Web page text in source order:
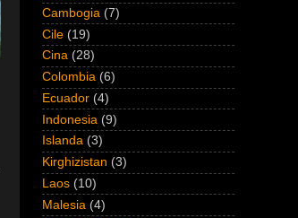
Cambogia (7)
Cile (19)
Cina (28)
Colombia (6)
Ecuador (4)
Indonesia (9)
Islanda (3)
Kirghizistan (3)
Laos (10)
Malesia (4)